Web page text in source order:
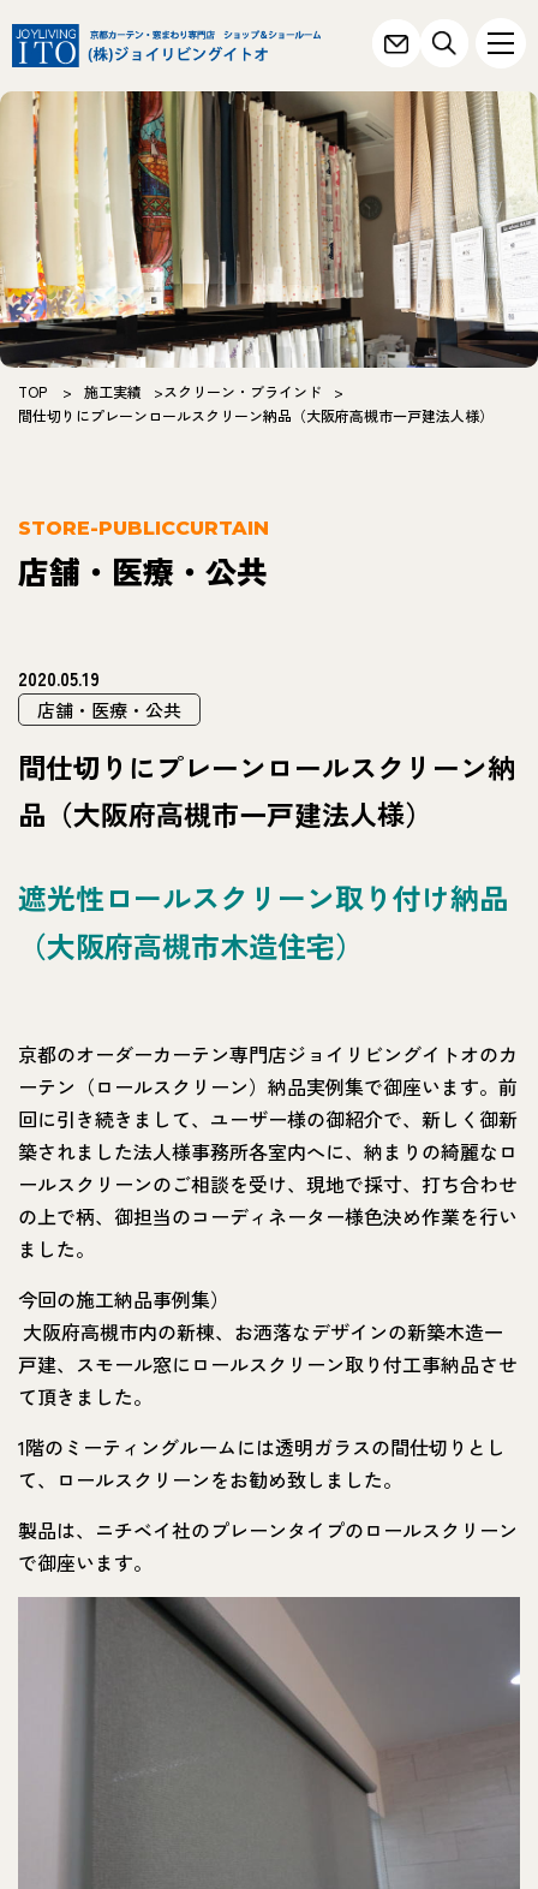
TOP > 施工実績 >スクリーン・ブラインド
>
間仕切りにプレーンロールスクリーン納品（大阪府高槻市一戸建法人様）
STORE-PUBLICCURTAIN
店舗・医療・公共
2020.05.19
店舗・医療・公共
間仕切りにプレーンロールスクリーン納
品（大阪府高槻市一戸建法人様）
遮光性ロールスクリーン取り付け納品
（大阪府高槻市木造住宅）
京都のオーダーカーテン専門店ジョイリビングイトオのカ
ーテン（ロールスクリーン）納品実例集で御座います。前
回に引き続きまして、ユーザー様の御紹介で、新しく御新
築されました法人様事務所各室内へに、納まりの綺麗なロ
ールスクリーンのご相談を受け、現地で採寸、打ち合わせ
の上で柄、御担当のコーディネーター様色決め作業を行い
ました。
今回の施工納品事例集）
大阪府高槻市内の新棟、お洒落なデザインの新築木造一
戸建、スモール窓にロールスクリーン取り付工事納品させ
て頂きました。
1階のミーティングルームには透明ガラスの間仕切りとし
て、ロールスクリーンをお勧め致しました。
製品は、ニチベイ社のプレーンタイプのロールスクリーン
で御座います。